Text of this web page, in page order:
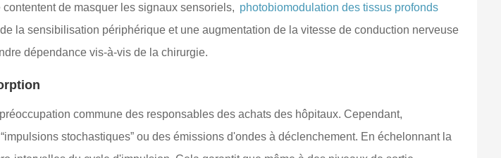
de masquer les signaux sensoriels, photobiomodulation des tissus profonds
la sensibilisation périphérique et une augmentation de la vitesse de conduction nerveuse
dépendance vis-à-vis de la chirurgie.
commune des responsables des achats des hôpitaux. Cependant,
stochastiques” ou des émissions d'ondes à déclenchement. En échelonnant la